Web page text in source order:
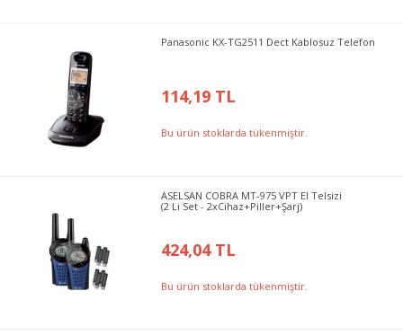
Panasonic KX-TG2511 Dect Kablosuz Telefon
114,19 TL
Bu ürün stoklarda tükenmiştir.
ASELSAN COBRA MT-975 VPT El Telsizi
(2 Li Set - 2xCihaz+Piller+Şarj)
424,04 TL
Bu ürün stoklarda tükenmiştir.